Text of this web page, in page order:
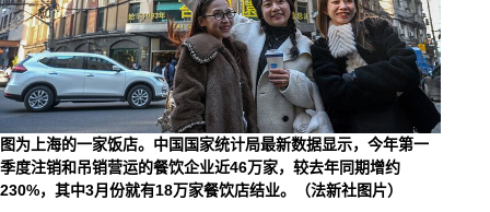
图为上海的一家饭店。中国国家统计局最新数据显示，今年第一
季度注销和吊销营运的餐饮企业近46万家，较去年同期增约
230%，其中3月份就有18万家餐饮店结业。（法新社图片）